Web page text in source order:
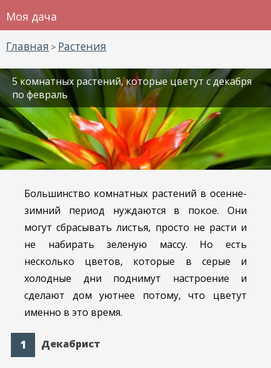
Моя дача
Главная > Растения
5 комнатных растений, которые цветут с декабря
по февраль
Большинство комнатных растений в осенне-
зимний период нуждаются в покое. Они
могут сбрасывать листья, просто не расти и
не набирать зеленую массу. Но есть
несколько цветов, которые в серые и
холодные дни поднимут настроение и
сделают дом уютнее потому, что цветут
именно в это время.
Декабрист